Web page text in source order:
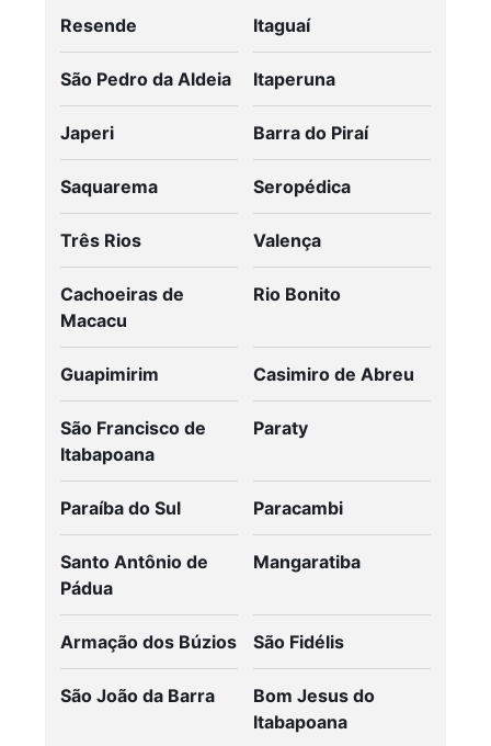
Resende Itaguaí
São Pedro da Aldeia Itaperuna
Japeri Barra do Piraí
Saquarema Seropédica
Três Rios Valença
Cachoeiras de
Macacu
Rio Bonito
Guapimirim Casimiro de Abreu
São Francisco de
Itabapoana
Paraty
Paraíba do Sul Paracambi
Santo Antônio de
Pádua
Mangaratiba
Armação dos Búzios São Fidélis
São João da Barra
Bom Jesus do
Itabapoana